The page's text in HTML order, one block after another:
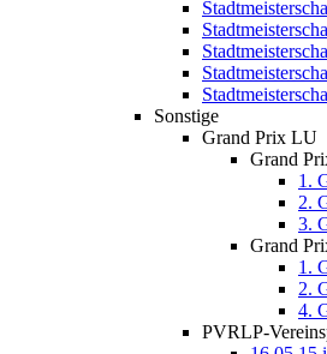
Sonstige
Grand Prix LU
Grand
1.
2.
3.
Grand
1.
2.
4.
PVRLP-